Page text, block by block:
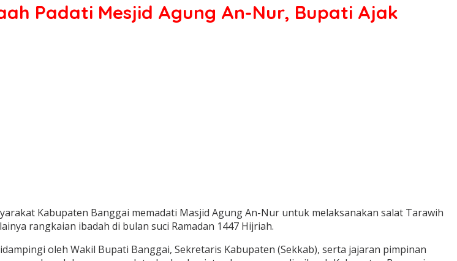
Padati Mesjid Agung An-Nur, Bupati Ajak
Kabupaten Banggai memadati Masjid Agung An-Nur untuk melaksanakan salat Tarawih
rangkaian ibadah di bulan suci Ramadan 1447 Hijriah.
oleh Wakil Bupati Banggai, Sekretaris Kabupaten (Sekkab), serta jajaran pimpinan